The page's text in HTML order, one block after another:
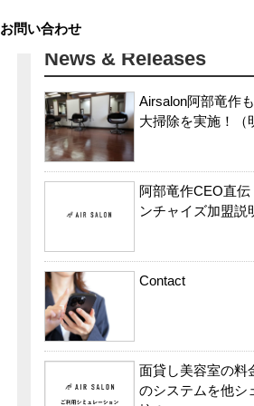
お問い合わせ
News & Releases
Airsalon阿部竜作
大掃除を実施！（
阿部竜作CEO直
ンチャイズ加盟説
Contact
面貸し美容室の料
のシステムを他シ